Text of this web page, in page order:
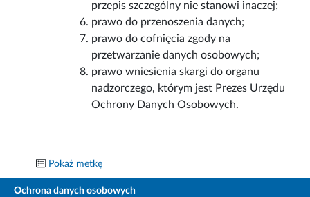
przepis szczególny nie stanowi inaczej;
prawo do przenoszenia danych;
prawo do cofnięcia zgody na
przetwarzanie danych osobowych;
prawo wniesienia skargi do organu
nadzorczego, którym jest Prezes Urzędu
Ochrony Danych Osobowych.
Pokaż metkę
Ochrona danych osobowych